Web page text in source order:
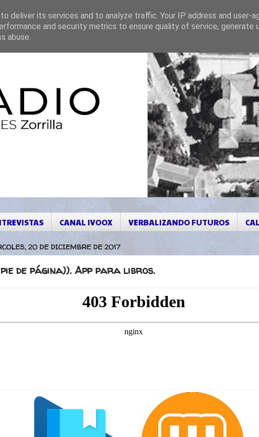
CANAL IVOOX VERBALIZANDO FUTUROS
20 DE DICIEMBRE DE 2017
de página)). App para libros.
deliver its services and to analyze traffic. Your IP address and user-
and security metrics to ensure quality of service, generate
abuse.